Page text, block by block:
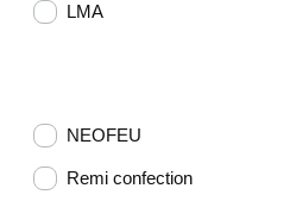
LMA
NEOFEU
Remi confection